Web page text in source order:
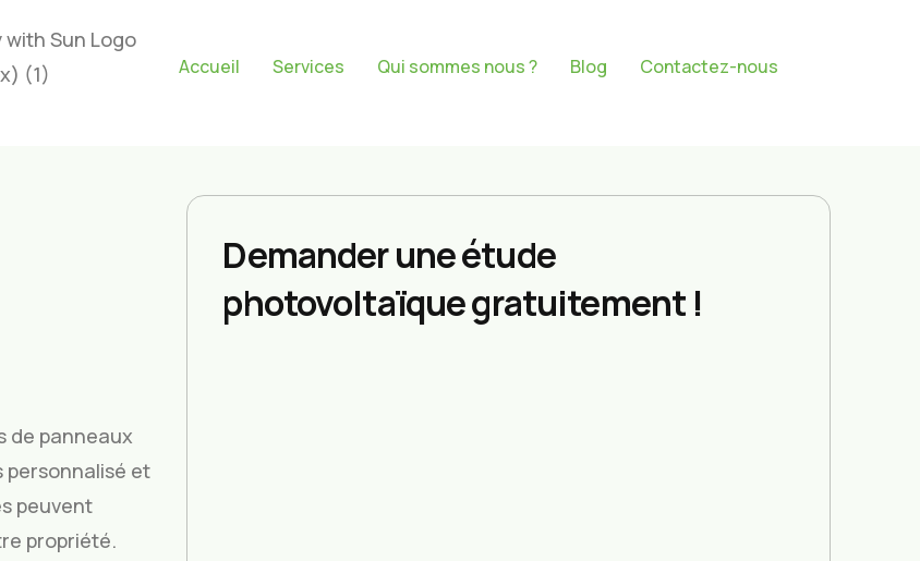
Accueil Services Qui sommes nous ? Blog Contactez-nous
de panneaux
personnalisé et
peuvent
propriété.
Demander une étude
photovoltaïque gratuitement !